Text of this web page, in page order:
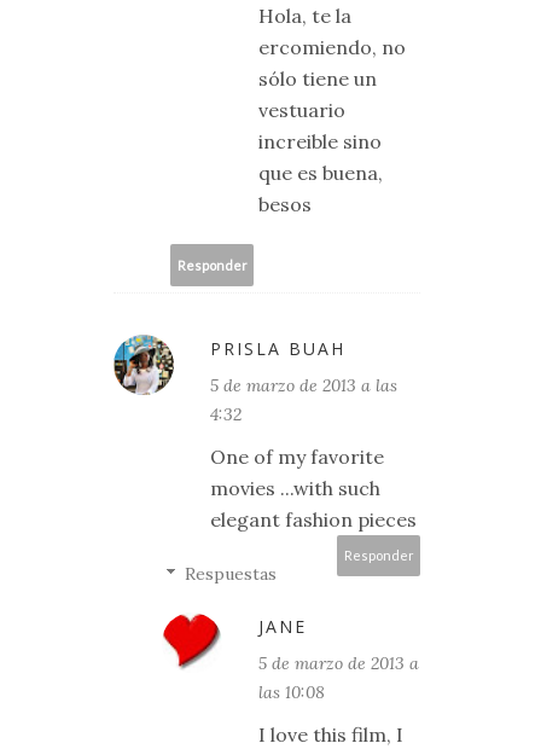
Hola, te la
ercomiendo, no
sólo tiene un
vestuario
increible sino
que es buena,
besos
Responder
PRISLA BUAH
5 de marzo de 2013 a las
4:32
One of my favorite
movies ...with such
elegant fashion pieces
Responder
Respuestas
JANE
5 de marzo de 2013 a
las 10:08
I love this film, I